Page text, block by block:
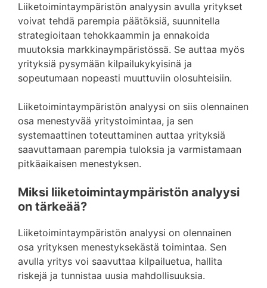
Liiketoimintaympäristön analyysin avulla yritykset
voivat tehdä parempia päätöksiä, suunnitella
strategioitaan tehokkaammin ja ennakoida
muutoksia markkinaympäristössä. Se auttaa myös
yrityksiä pysymään kilpailukykyisinä ja
sopeutumaan nopeasti muuttuviin olosuhteisiin.
Liiketoimintaympäristön analyysi on siis olennainen
osa menestyvää yritystoimintaa, ja sen
systemaattinen toteuttaminen auttaa yrityksiä
saavuttamaan parempia tuloksia ja varmistamaan
pitkäaikaisen menestyksen.
Miksi liiketoimintaympäristön analyysi
on tärkeää?
Liiketoimintaympäristön analyysi on olennainen
osa yrityksen menestyksekästä toimintaa. Sen
avulla yritys voi saavuttaa kilpailuetua, hallita
riskejä ja tunnistaa uusia mahdollisuuksia.